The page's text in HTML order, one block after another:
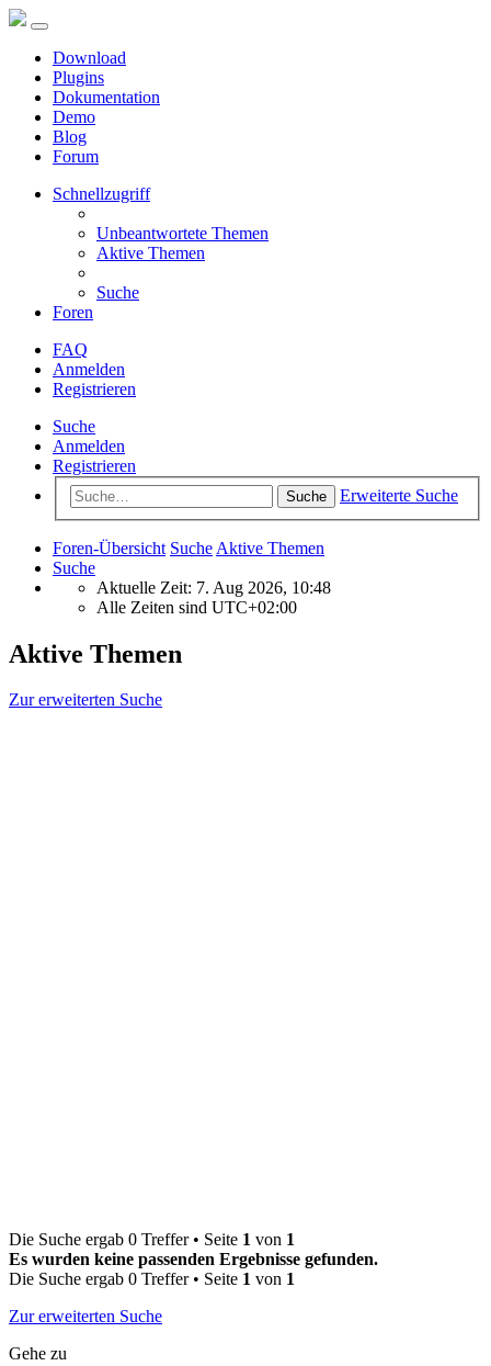
Download
Plugins
Dokumentation
Demo
Blog
Forum
Schnellzugriff
Unbeantwortete Themen
Aktive Themen
Suche
Foren
FAQ
Anmelden
Registrieren
Suche
Anmelden
Registrieren
Suche Erweiterte Suche
Foren-Übersicht Suche Aktive Themen
Suche
Aktuelle Zeit: 7. Aug 2026, 10:48
Alle Zeiten sind UTC+02:00
Aktive Themen
Zur erweiterten Suche
Die Suche ergab 0 Treffer • Seite 1 von 1
Es wurden keine passenden Ergebnisse gefunden.
Die Suche ergab 0 Treffer • Seite 1 von 1
Zur erweiterten Suche
Gehe zu